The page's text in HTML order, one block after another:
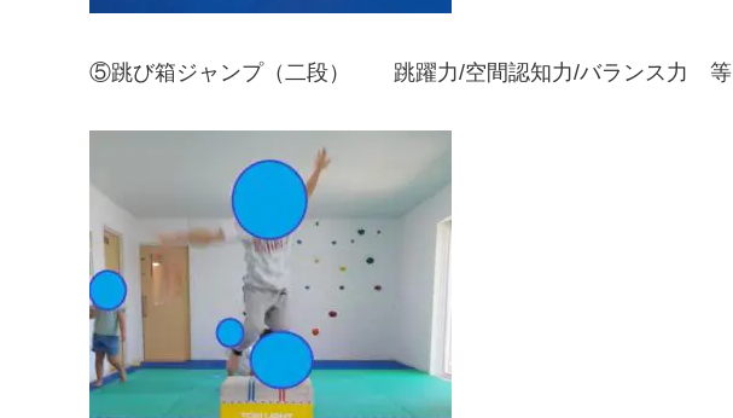
⑤跳び箱ジャンプ（二段） 跳躍力/空間認知力/バランス力 等